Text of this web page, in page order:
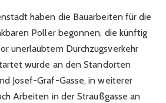
haben die Bauarbeiten für die
Poller begonnen, die künftig
unerlaubtem Durchzugsverkehr
wurde an den Standorten
Josef-Graf-Gasse, in weiterer
Arbeiten in der Straußgasse an